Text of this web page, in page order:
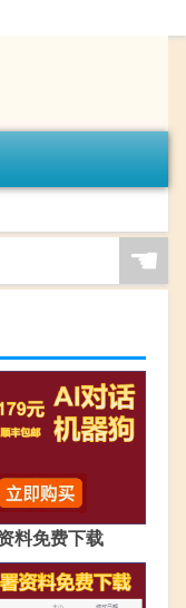
☚
料免费下载